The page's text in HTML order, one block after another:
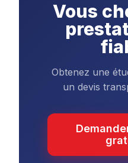
Vous
Obtenez une
un devis